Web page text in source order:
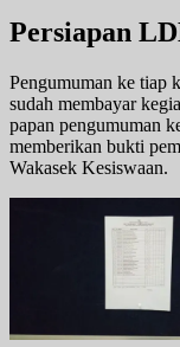
Persiapan
Pengumuman ke tiap
sudah membayar
papan pengumuman
memberikan bukti
Wakasek Kesiswaan.